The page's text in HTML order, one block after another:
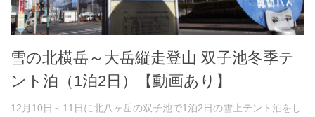
雪の北横岳～大岳縦走登山 双子池冬季テ
ント泊（1泊2日）【動画あり】
12月10日～11日に北八ヶ岳の双子池で1泊2日の雪上テント泊をし